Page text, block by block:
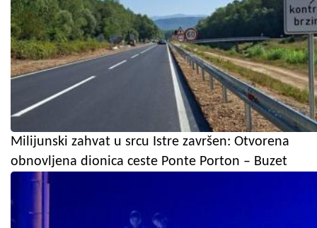
Milijunski zahvat u srcu Istre završen: Otvorena
obnovljena dionica ceste Ponte Porton – Buzet